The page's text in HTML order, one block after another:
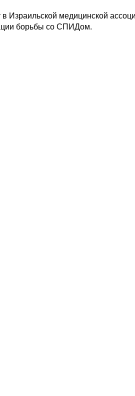
в Израильской медицинской
борьбы со СПИДом.